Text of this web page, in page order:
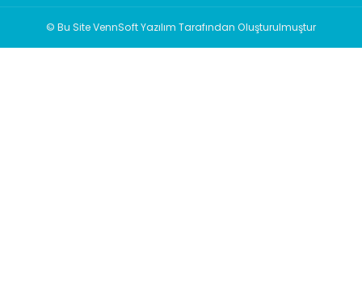
© Bu Site VennSoft Yazılım Tarafından Oluşturulmuştur